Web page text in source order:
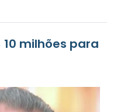
10 milhões para